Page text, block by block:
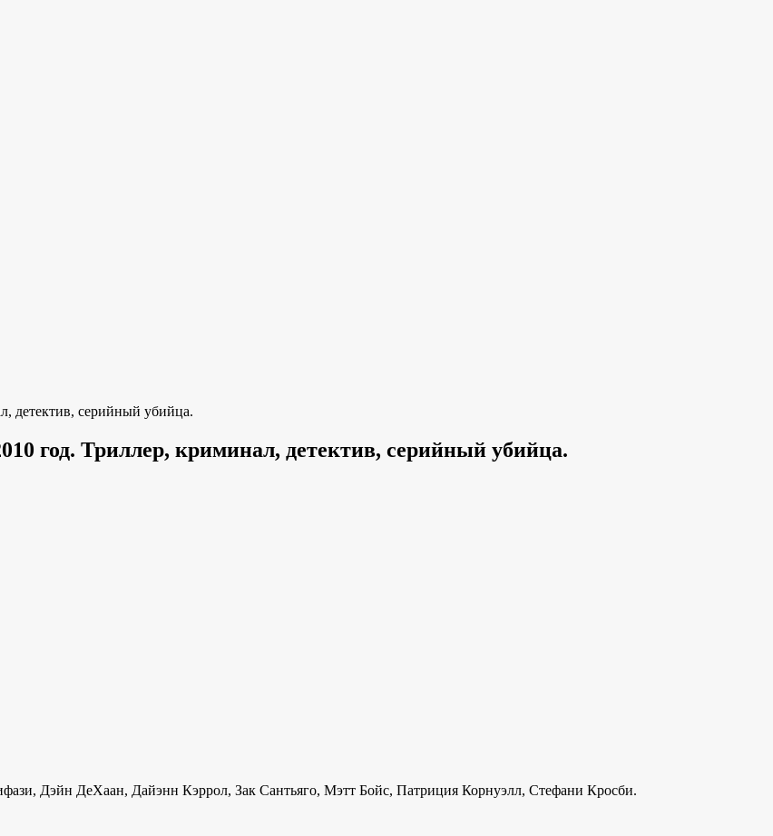
детектив, серийный убийца.
год. Триллер, криминал, детектив, серийный убийца.
Дэйн ДеХаан, Дайэнн Кэррол, Зак Сантьяго, Мэтт Бойс, Патриция Корнуэлл, Стефани Кросби.